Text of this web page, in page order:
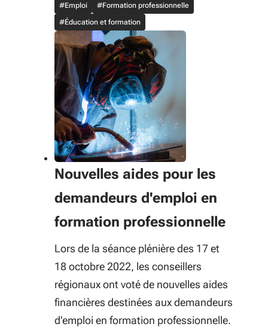
#Emploi
#Formation professionnelle
#Éducation et formation
Nouvelles aides pour les
demandeurs d'emploi en
formation professionnelle
Lors de la séance plénière des 17 et
18 octobre 2022, les conseillers
régionaux ont voté de nouvelles aides
financières destinées aux demandeurs
d'emploi en formation professionnelle.